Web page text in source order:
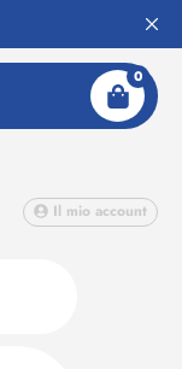
0
Il mio account